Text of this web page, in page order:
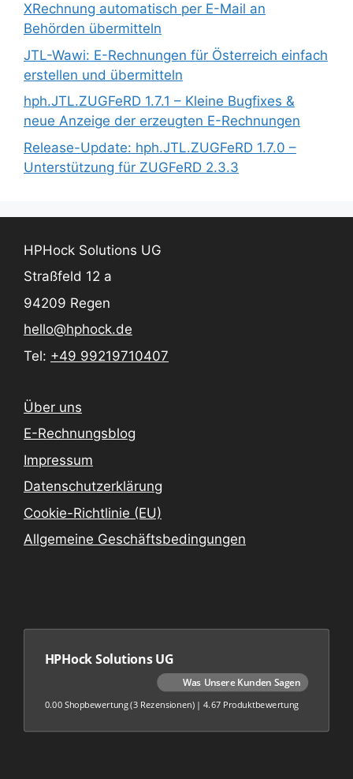
XRechnung automatisch per E-Mail an
Behörden übermitteln
JTL-Wawi: E-Rechnungen für Österreich einfach
erstellen und übermitteln
hph.JTL.ZUGFeRD 1.7.1 – Kleine Bugfixes &
neue Anzeige der erzeugten E-Rechnungen
Release-Update: hph.JTL.ZUGFeRD 1.7.0 –
Unterstützung für ZUGFeRD 2.3.3
HPHock Solutions UG
Straßfeld 12 a
94209 Regen
hello@hphock.de
Tel: +49 99219710407
Über uns
E-Rechnungsblog
Impressum
Datenschutzerklärung
Cookie-Richtlinie (EU)
Allgemeine Geschäftsbedingungen
HPHock Solutions UG
Was Unsere Kunden Sagen
0.00 Shopbewertung(3 Rezensionen)| 4.67 Produktbewertung